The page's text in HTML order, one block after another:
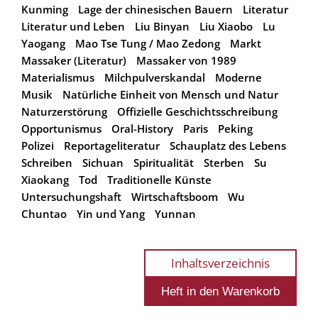
Kunming
Lage der chinesischen Bauern
Literatur
Literatur und Leben
Liu Binyan Liu Xiaobo
Lu
Yaogang
Mao Tse Tung / Mao Zedong
Markt
Massaker (Literatur)
Massaker von 1989
Materialismus
Milchpulverskandal
Moderne
Musik
Natürliche Einheit von Mensch und Natur
Naturzerstörung
Offizielle Geschichtsschreibung
Opportunismus
Oral-History Paris
Peking
Polizei
Reportageliteratur
Schauplatz des Lebens
Schreiben
Sichuan Spiritualität Sterben
Su
Xiaokang
Tod
Traditionelle Künste
Untersuchungshaft
Wirtschaftsboom
Wu
Chuntao
Yin und Yang Yunnan
Inhaltsverzeichnis